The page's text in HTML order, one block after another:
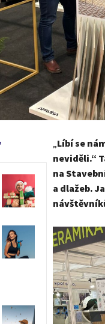
Líbí se
neviděli.“
na
a dlažeb.